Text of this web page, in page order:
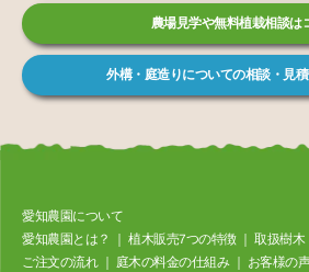
農場見学や無料植栽相談は
外構・庭造りについての相談・見
愛知農園について
愛知農園とは？ ｜植⽊販売7つの特徴｜取扱樹⽊
ご注⽂の流れ｜ 庭⽊の料⾦の仕組み｜ お客様の